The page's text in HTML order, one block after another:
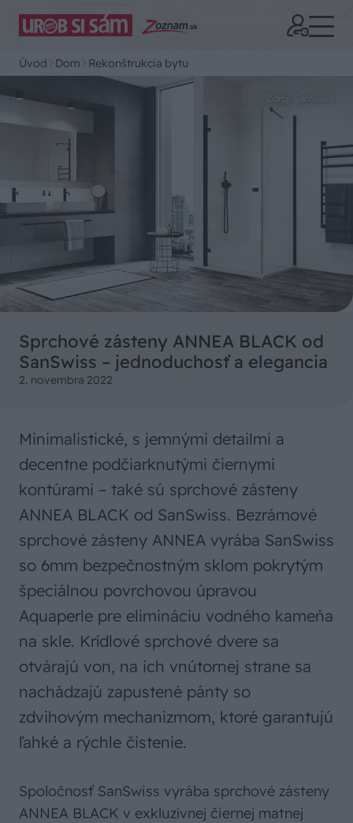
Úvod Dom Rekonštrukcia bytu
Zdroj: SanSwiss
Sprchové zásteny ANNEA BLACK od
SanSwiss – jednoduchosť a elegancia
2. novembra 2022
Minimalistické, s jemnými detailmi a
decentne podčiarknutými čiernymi
kontúrami – také sú sprchové zásteny
ANNEA BLACK od SanSwiss. Bezrámové
sprchové zásteny ANNEA vyrába SanSwiss
so 6mm bezpečnostným sklom pokrytým
špeciálnou povrchovou úpravou
Aquaperle pre elimináciu vodného kameňa
na skle. Krídlové sprchové dvere sa
otvárajú von, na ich vnútornej strane sa
nachádzajú zapustené pánty so
zdvihovým mechanizmom, ktoré garantujú
ľahké a rýchle čistenie.
Spoločnosť SanSwiss vyrába sprchové zásteny
ANNEA BLACK v exkluzívnej čiernej matnej